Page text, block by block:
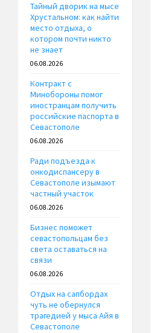
Тайный дворик на мысе
Хрустальном: как найти
место отдыха, о
котором почти никто
не знает
06.08.2026
Контракт с
Минобороны помог
иностранцам получить
российские паспорта в
Севастополе
06.08.2026
Ради подъезда к
онкодиспансеру в
Севастополе изымают
частный участок
06.08.2026
Бизнес поможет
севастопольцам без
света оставаться на
связи
06.08.2026
Отдых на сапбордах
чуть не обернулся
трагедией у мыса Айя в
Севастополе